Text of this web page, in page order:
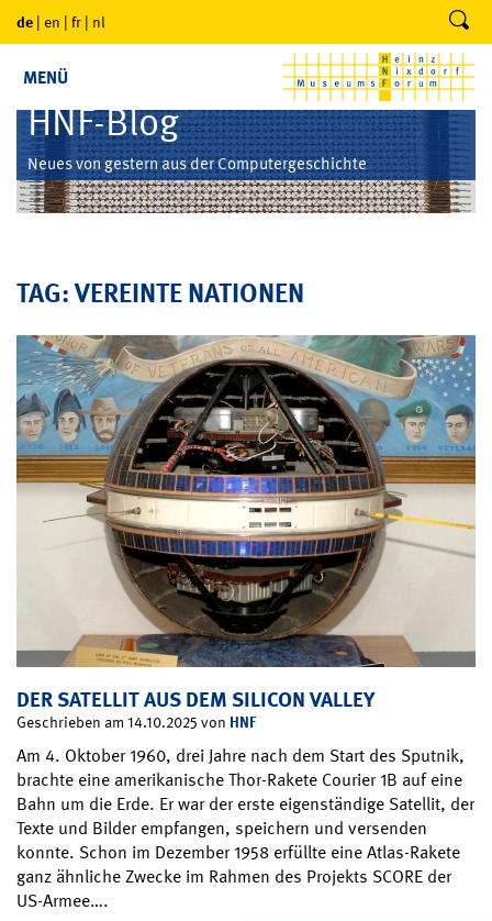
de | en | fr | nl
MENÜ
HNF-Blog
Neues von gestern aus der Computergeschichte
TAG: VEREINTE NATIONEN
DER SATELLIT AUS DEM SILICON VALLEY
Geschrieben am 14.10.2025 von HNF
Am 4. Oktober 1960, drei Jahre nach dem Start des Sputnik,
brachte eine amerikanische Thor-Rakete Courier 1B auf eine
Bahn um die Erde. Er war der erste eigenständige Satellit, der
Texte und Bilder empfangen, speichern und versenden
konnte. Schon im Dezember 1958 erfüllte eine Atlas-Rakete
ganz ähnliche Zwecke im Rahmen des Projekts SCORE der
US-Armee….